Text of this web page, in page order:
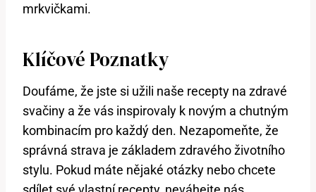
‌mrkvičkami.
Klíčové⁢ Poznatky
Doufáme, že⁤ jste si užili naše⁢ recepty⁤ na‌ zdravé
svačiny ‌a že vás ‍inspirovaly k‌ novým a chutným
kombinacím ‌pro každý den. Nezapomeňte, že⁤
správná⁣ strava je základem zdravého⁢ životního
stylu. Pokud máte nějaké otázky nebo chcete